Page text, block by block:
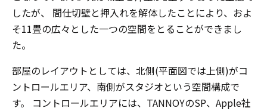
したが、 間仕切壁と押入れを解体したことにより、およ
そ11畳の広々とした一つの空間をとることができまし
た。
部屋のレイアウトとしては、北側(平面図では上側)がコ
ントロールエリア、南側がスタジオという空間構成で
す。 コントロールエリアには、TANNOYのSP、Apple社